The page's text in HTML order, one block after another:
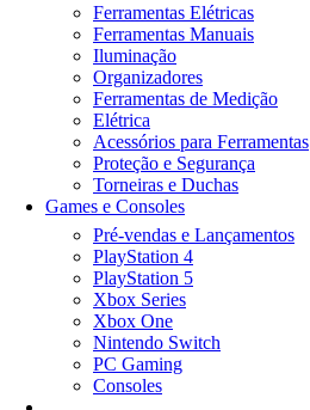
Ferramentas Elétricas
Ferramentas Manuais
Iluminação
Organizadores
Ferramentas de Medição
Elétrica
Acessórios para Ferramentas
Proteção e Segurança
Torneiras e Duchas
Games e Consoles
Pré-vendas e Lançamentos
PlayStation 4
PlayStation 5
Xbox Series
Xbox One
Nintendo Switch
PC Gaming
Consoles